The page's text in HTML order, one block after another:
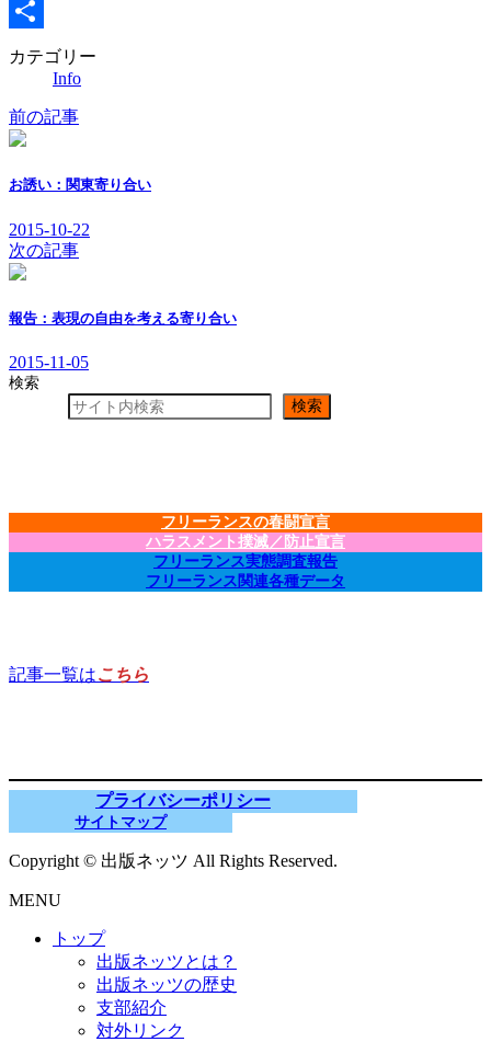
Email
共
カテゴリー
Info
前の記事
お誘い：関東寄り合い
2015-10-22
次の記事
報告：表現の自由を考える寄り合い
2015-11-05
検索
検索
フリーランスの春闘宣言
ハラスメント撲滅／防止宣言
フリーランス実態調査報告
フリーランス関連各種データ
記事一覧はこちら
プライバシーポリシー
サイトマップ
Copyright © 出版ネッツ All Rights Reserved.
MENU
トップ
出版ネッツとは？
出版ネッツの歴史
支部紹介
対外リンク